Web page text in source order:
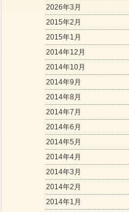
2026年3月
2015年2月
2015年1月
2014年12月
2014年10月
2014年9月
2014年8月
2014年7月
2014年6月
2014年5月
2014年4月
2014年3月
2014年2月
2014年1月